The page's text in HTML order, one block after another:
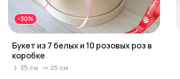
-30%
Букет из 7 белых и 10 розовых роз в
коробке
35 см 25 см